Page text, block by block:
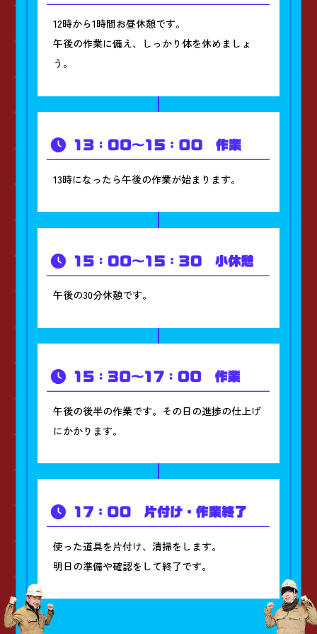
12時から1時間お昼休憩です。
午後の作業に備え、しっかり体を休めましょ
う。
13時になったら午後の作業が始まります。
午後の30分休憩です。
午後の後半の作業です。その日の進捗の仕上げ
にかかります。
使った道具を片付け、清掃をします。
明日の準備や確認をして終了です。